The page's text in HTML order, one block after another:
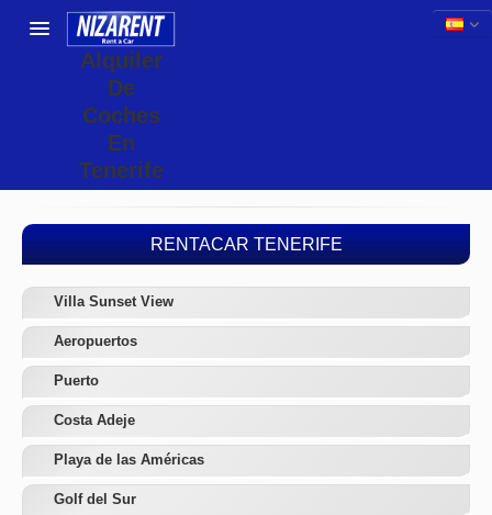
Alquiler
De
Coches
En
Tenerife
RENTACAR TENERIFE
Villa Sunset View
Aeropuertos
Puerto
Costa Adeje
Playa de las Américas
Golf del Sur